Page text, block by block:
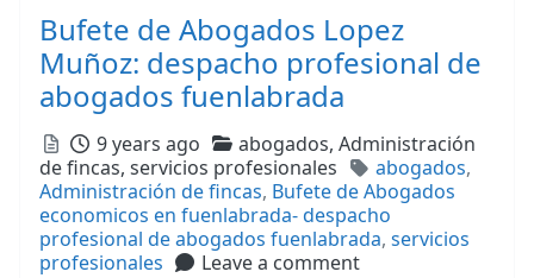
Bufete de Abogados Lopez
Muñoz: despacho profesional de
abogados fuenlabrada
Posted
9 years ago Categories
abogados, Administración
de fincas, servicios profesionales Tags
abogados,
Administración de fincas, Bufete de Abogados
economicos en fuenlabrada- despacho
profesional de abogados fuenlabrada, servicios
profesionales
Leave a comment